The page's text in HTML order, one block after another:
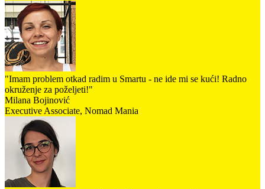
"Imam problem otkad radim u Smartu - ne ide mi se kući! Radno
okruženje za poželjeti!"
Milana Bojinović
Executive Associate, Nomad Mania